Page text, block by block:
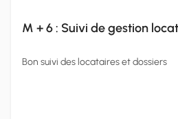
M + 6 : Suivi de gestion
Bon suivi des locataires et dossiers